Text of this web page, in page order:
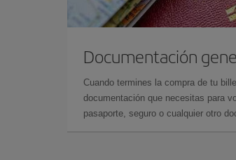
Documentación
Cuando termines la compra de tu
documentación que necesitas para
pasaporte, seguro o cualquier otro